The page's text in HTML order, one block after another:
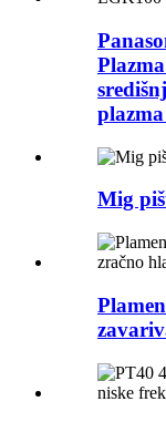
Mig